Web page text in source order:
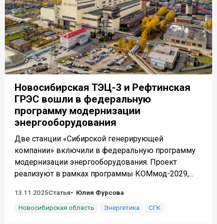
Новосибирская ТЭЦ-3 и Рефтинская
ГРЭС вошли в федеральную
программу модернизации
энергооборудования
Две станции «Сибирской генерирующей
компании» включили в федеральную программу
модернизации энергооборудования. Проект
реализуют в рамках программы КОМмод-2029,...
13.11.2025Статья
Юлия Фурсова
Новосибирская область
Энергетика СГК